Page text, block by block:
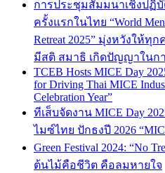
การประชุมสัมมนาเชิงปฏิ
ครั้งแรกในไทย “World
Retreat 2025” มุ่งหวังให้
มีสติ สมาธิ เกิดปัญญาในก
TCEB Hosts MICE Day
for Driving Thai MICE
Celebration Year”
ทีเส็บจัดงาน MICE Day
ไมซ์ไทย ปักธงปี 2026
Green Festival 2024: “No
ต้นไม้คือชีวิต คือลมหายใจ